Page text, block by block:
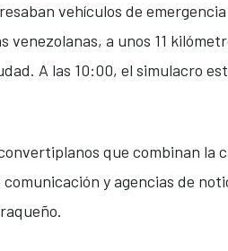
vehículos de
a unos 11
A las 10:00, el simulacro
que combinan la
y agencias de